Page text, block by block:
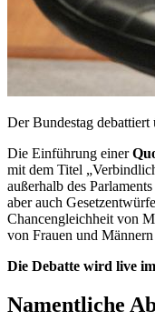
Der Bundestag
Die Einführung einer
mit dem Titel
außerhalb des
aber auch
Chancengleichheit von
von Frauen und
Die Debatte wird live
Namentliche